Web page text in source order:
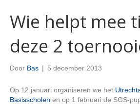
Wie helpt mee
deze 2
Door Bas | 5 december 2013
Op 12 januari organiseren we het
Basisscholen en op 1 februari de SGS-